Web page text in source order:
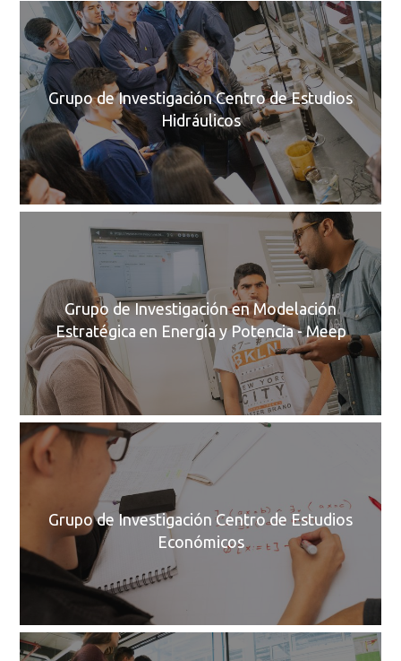
Grupo de Investigación Centro de Estudios
Hidráulicos
Grupo de Investigación en Modelación
Estratégica en Energía y Potencia - Meep
Grupo de Investigación Centro de Estudios
Económicos